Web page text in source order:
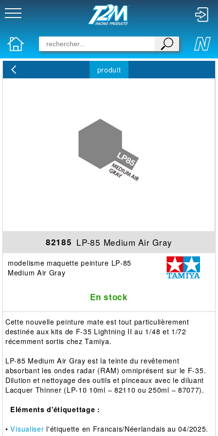
produit
82185 LP-85 Medium Air Gray
modelisme maquette peinture LP-85
Medium Air Gray
En stock
Cette nouvelle peinture mate est tout particulièrement
destinée aux kits de F-35 Lightning II au 1/48 et 1/72
récemment sortis chez Tamiya.
LP-85 Medium Air Gray est la teinte du revêtement
absorbant les ondes radar (RAM) omniprésent sur le F-35.
Dilution et nettoyage des outils et pinceaux avec le diluant
Lacquer Thinner (LP-10 10ml – 82110 ou 250ml – 87077).
Eléments d'étiquettage :
•Visualiser l'étiquette en Francais/Néerlandais au 04/2025.